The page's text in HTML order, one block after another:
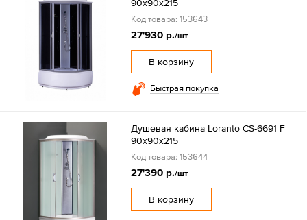
90х90х215
Код товара: 153643
27'930 р./шт
В корзину
Быстрая покупка
Душевая кабина Loranto CS-6691 F
90х90х215
Код товара: 153644
27'390 р./шт
В корзину